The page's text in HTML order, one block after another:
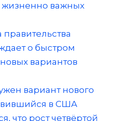
жизненно важных
о быстром
вариантов
вариант нового
в США
что рост четвёртой